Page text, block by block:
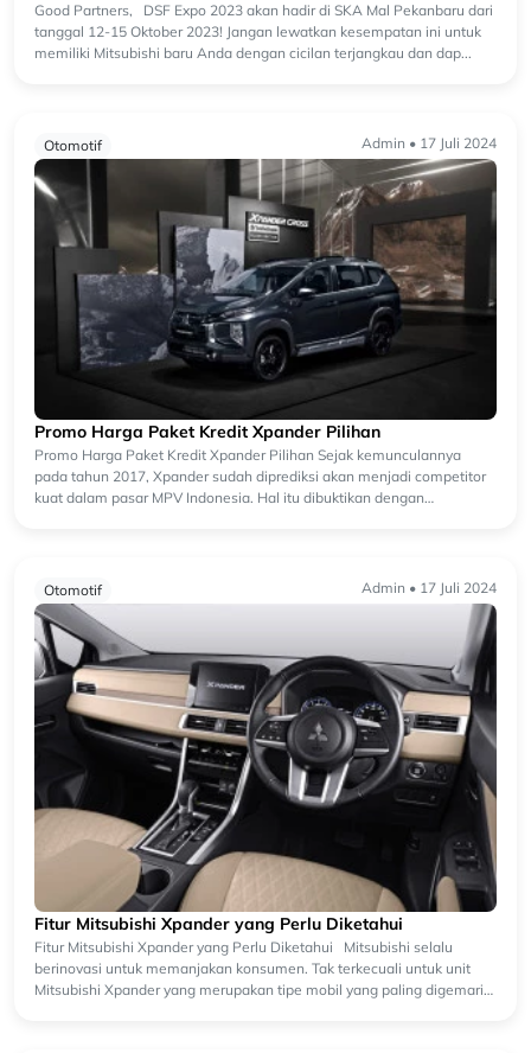
Good Partners, DSF Expo 2023 akan hadir di SKA Mal Pekanbaru dari
tanggal 12-15 Oktober 2023! Jangan lewatkan kesempatan ini untuk
memiliki Mitsubishi baru Anda dengan cicilan terjangkau dan dap...
Otomotif Admin • 17 Juli 2024
Promo Harga Paket Kredit Xpander Pilihan
Promo Harga Paket Kredit Xpander Pilihan Sejak kemunculannya
pada tahun 2017, Xpander sudah diprediksi akan menjadi competitor
kuat dalam pasar MPV Indonesia. Hal itu dibuktikan dengan
Otomotif Admin • 17 Juli 2024
Fitur Mitsubishi Xpander yang Perlu Diketahui
Fitur Mitsubishi Xpander yang Perlu Diketahui Mitsubishi selalu
berinovasi untuk memanjakan konsumen. Tak terkecuali untuk unit
Mitsubishi Xpander yang merupakan tipe mobil yang paling digemari